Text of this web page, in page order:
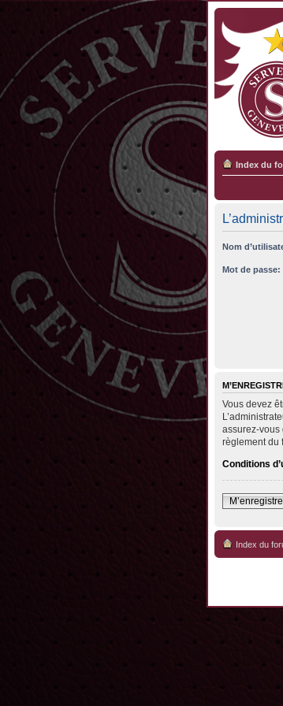
Index du
Nom
Mot de passe:
Vous devez
assurez-vous
règlement du
Conditions
Index du